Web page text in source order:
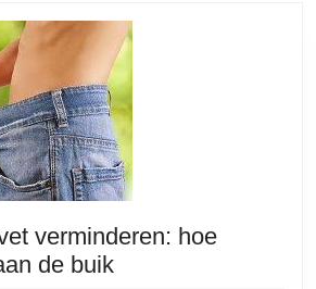
verminderen: hoe
de buikEffectief